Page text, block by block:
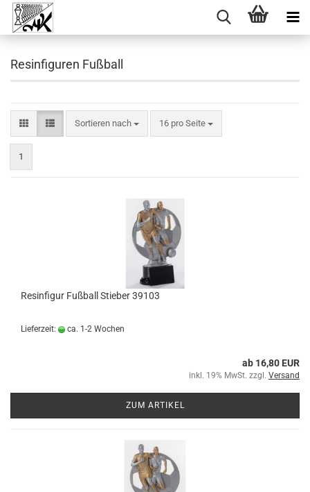
Resinfiguren Fußball
Sortieren nach
Sortieren nach 16 pro Seite
pro Seite
1
Resinfigur Fußball Stieber 39103
Lieferzeit: ca. 1-2 Wochen
ab 16,80 EUR
inkl. 19% MwSt. zzgl. Versand
ZUM ARTIKEL